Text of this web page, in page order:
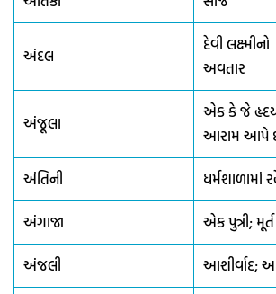
અંદલ
દેવી લક્ષ્મીનો
અવતાર
અંજૂલા
એક કે જે
આરામ આપે
અંતિની ધર્મશાળામાં
અંગાજા
એક પુત્રી; મૂર્ત
અંજલી
આશીર્વાદ;